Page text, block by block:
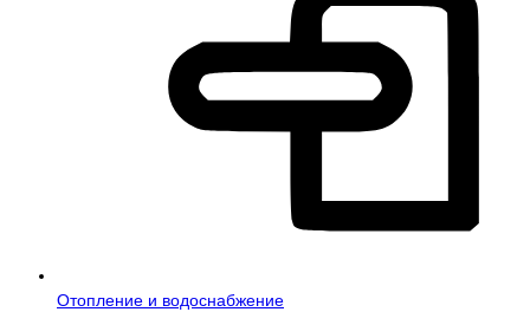
Отопление и водоснабжение